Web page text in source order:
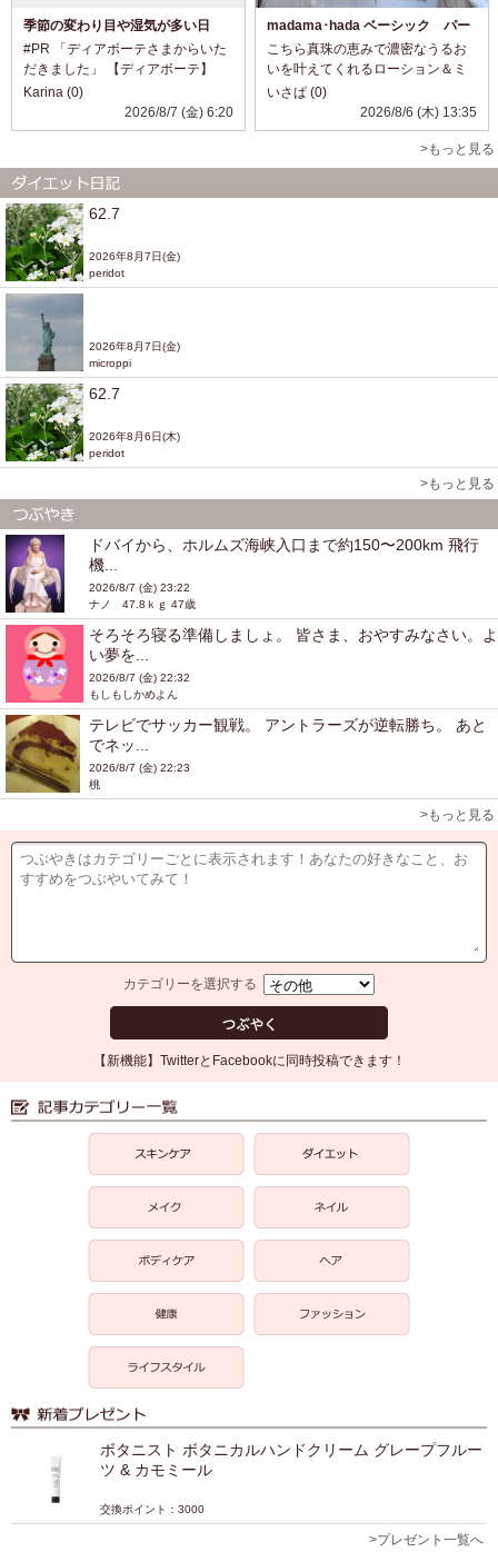
季節の変わり目や湿気が多い日
に。
#PR 「ディアボーテさまからいた
だきました」 【ディアボーテ】
「オイルインシャンプー／コンデ
ィショナー(リッチ＆リペア)」
@dearbeautehimawari_kracie 髪
に、 自然...
Karina (0)
2026/8/7 (金) 6:20
madama･hada ベーシック パー
ルローション＆ミルク☆
こちら真珠の恵みで濃密なうるお
いを叶えてくれるローション＆ミ
ルク。 ローションは透明で糸をひ
くほどトロミのあるテクスチャ。
こっくり濃厚でありながら、暑い
日でも使いやすいスッキリ感！ 肌
へのなじみがよ...
いさぱ (0)
2026/8/6 (木) 13:35
>もっと見る
62.7
2026年8月7日(金)
peridot
2026年8月7日(金)
microppi
62.7
2026年8月6日(木)
peridot
>もっと見る
ドバイから、ホルムズ海峡入口まで約150〜200km 飛行
機...
2026/8/7 (金) 23:22
ナノ 47.8ｋｇ 47歳
そろそろ寝る準備しましょ。 皆さま、おやすみなさい。よ
い夢を...
2026/8/7 (金) 22:32
もしもしかめよん
テレビでサッカー観戦。 アントラーズが逆転勝ち。 あと
でネッ...
2026/8/7 (金) 22:23
桃
>もっと見る
カテゴリーを選択する
【新機能】TwitterとFacebookに同時投稿できます！
ボタニスト ボタニカルハンドクリーム グレープフルー
ツ & カモミール
交換ポイント：3000
>プレゼント一覧へ